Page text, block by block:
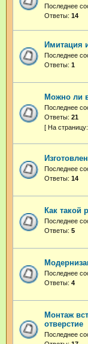
Последнее
Ответы: 14
Имитация
Последнее
Ответы: 1
Можно ли
Последнее
Ответы: 21
Последнее
Ответы: 14
Как такой
Последнее
Ответы: 5
Последнее
Ответы: 4
Монтаж
отверстие
Последнее